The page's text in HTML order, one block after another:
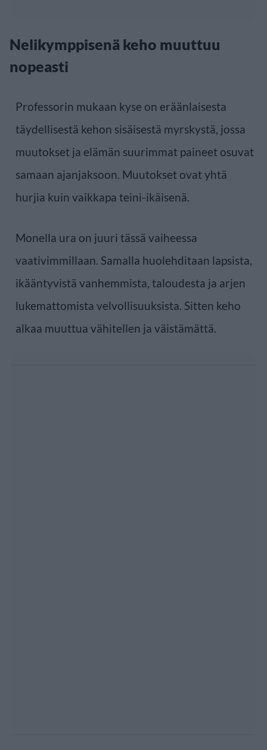
Nelikymppisenä keho muuttuu
nopeasti
Professorin mukaan kyse on eräänlaisesta
täydellisestä kehon sisäisestä myrskystä, jossa
muutokset ja elämän suurimmat paineet osuvat
samaan ajanjaksoon. Muutokset ovat yhtä
hurjia kuin vaikkapa teini-ikäisenä.
Monella ura on juuri tässä vaiheessa
vaativimmillaan. Samalla huolehditaan lapsista,
ikääntyvistä vanhemmista, taloudesta ja arjen
lukemattomista velvollisuuksista. Sitten keho
alkaa muuttua vähitellen ja väistämättä.